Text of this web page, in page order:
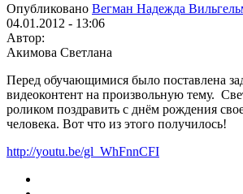
Опубликовано Вегман Надежда
04.01.2012 - 13:06
Автор:
Акимова Светлана
Перед обучающимися было поставлена
видеоконтент на произвольную тему.
роликом поздравить с днём рождения
человека. Вот что из этого получилось!
http://youtu.be/gl_WhFnnCFI